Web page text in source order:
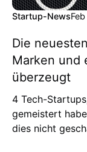
Startup-News
Die
Marken und
überzeugt
4 Tech-
gemeistert
dies nicht